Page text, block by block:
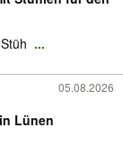
...
05.08.2026
Lünen